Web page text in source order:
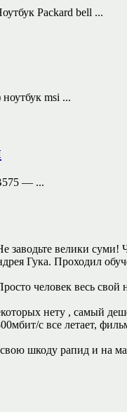
Packard bell ...
msi ...
— ...
заводьте велики
Гука. Проходил
человек весь
нету , самый
с все летает,
шкоду рапид и на